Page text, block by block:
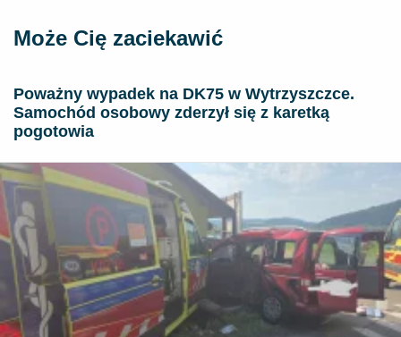
Może Cię zaciekawić
Poważny wypadek na DK75 w Wytrzyszczce.
Samochód osobowy zderzył się z karetką
pogotowia